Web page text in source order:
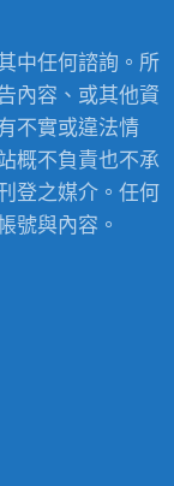
中任何諮詢。所
內容、或其他資
不實或違法情
概不負責也不承
登之媒介。任何
號與內容。